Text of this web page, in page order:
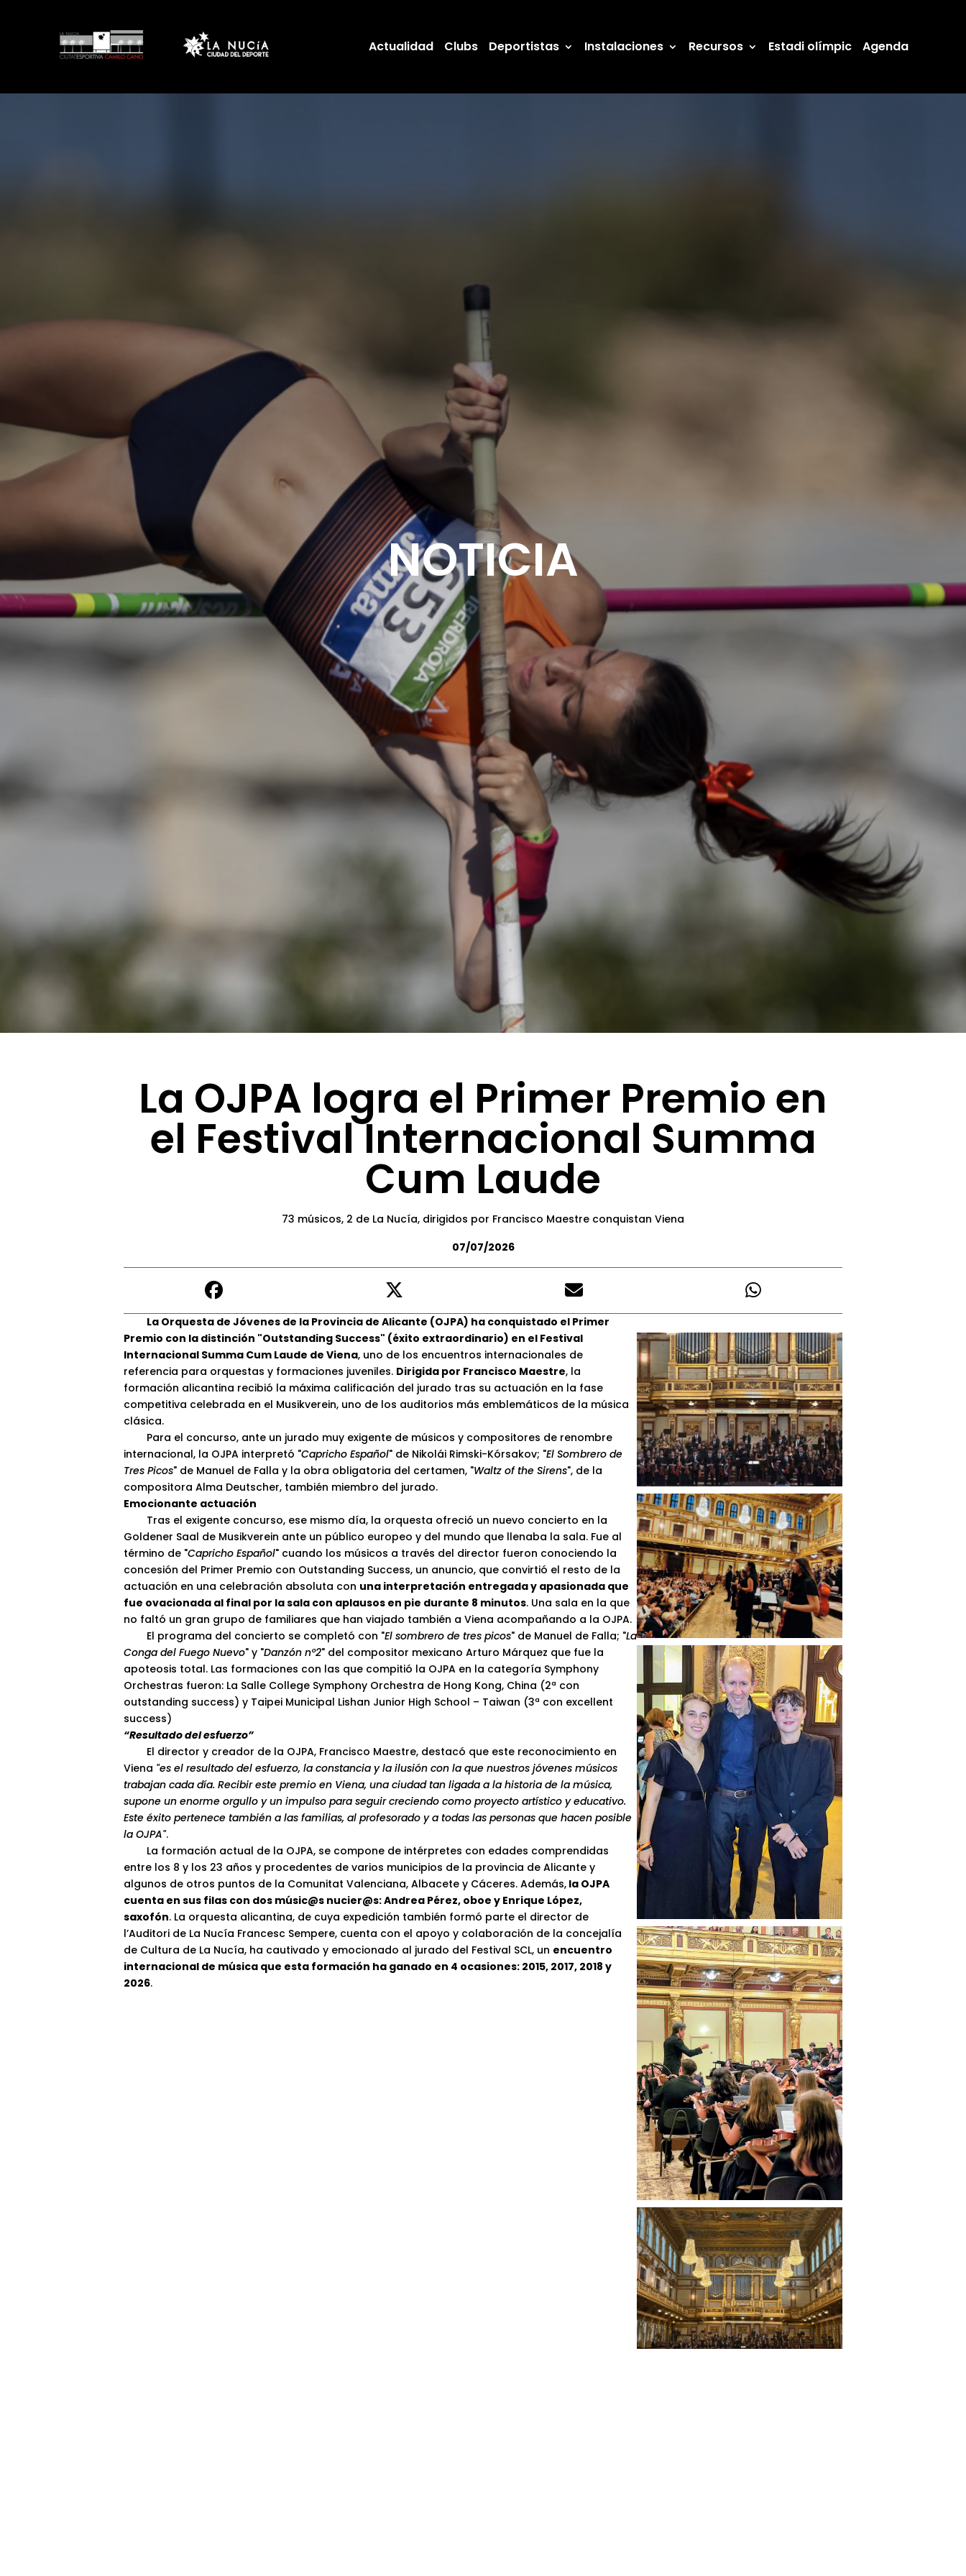
Actualidad Clubs Deportistas Instalaciones Recursos Estadi olímpic Agenda
NOTICIA
La OJPA logra el Primer Premio en
el Festival Internacional Summa
Cum Laude
73 músicos, 2 de La Nucía, dirigidos por Francisco Maestre conquistan Viena
07/07/2026
La Orquesta de Jóvenes de la Provincia de Alicante (OJPA) ha conquistado el Primer
Premio con la distinción "Outstanding Success" (éxito extraordinario) en el Festival
Internacional Summa Cum Laude de Viena, uno de los encuentros internacionales de
referencia para orquestas y formaciones juveniles. Dirigida por Francisco Maestre, la
formación alicantina recibió la máxima calificación del jurado tras su actuación en la fase
competitiva celebrada en el Musikverein, uno de los auditorios más emblemáticos de la música
clásica.
Para el concurso, ante un jurado muy exigente de músicos y compositores de renombre
internacional, la OJPA interpretó "Capricho Español" de Nikolái Rimski-Kórsakov; "El Sombrero de
Tres Picos" de Manuel de Falla y la obra obligatoria del certamen, "Waltz of the Sirens", de la
compositora Alma Deutscher, también miembro del jurado.
Emocionante actuación
Tras el exigente concurso, ese mismo día, la orquesta ofreció un nuevo concierto en la
Goldener Saal de Musikverein ante un público europeo y del mundo que llenaba la sala. Fue al
término de "Capricho Español" cuando los músicos a través del director fueron conociendo la
concesión del Primer Premio con Outstanding Success, un anuncio, que convirtió el resto de la
actuación en una celebración absoluta con una interpretación entregada y apasionada que
fue ovacionada al final por la sala con aplausos en pie durante 8 minutos. Una sala en la que
no faltó un gran grupo de familiares que han viajado también a Viena acompañando a la OJPA.
El programa del concierto se completó con "El sombrero de tres picos" de Manuel de Falla; "La
Conga del Fuego Nuevo" y "Danzón nº2" del compositor mexicano Arturo Márquez que fue la
apoteosis total. Las formaciones con las que compitió la OJPA en la categoría Symphony
Orchestras fueron: La Salle College Symphony Orchestra de Hong Kong, China (2ª con
outstanding success) y Taipei Municipal Lishan Junior High School – Taiwan (3ª con excellent
success)
“Resultado del esfuerzo”
El director y creador de la OJPA, Francisco Maestre, destacó que este reconocimiento en
Viena "es el resultado del esfuerzo, la constancia y la ilusión con la que nuestros jóvenes músicos
trabajan cada día. Recibir este premio en Viena, una ciudad tan ligada a la historia de la música,
supone un enorme orgullo y un impulso para seguir creciendo como proyecto artístico y educativo.
Este éxito pertenece también a las familias, al profesorado y a todas las personas que hacen posible
la OJPA".
La formación actual de la OJPA, se compone de intérpretes con edades comprendidas
entre los 8 y los 23 años y procedentes de varios municipios de la provincia de Alicante y
algunos de otros puntos de la Comunitat Valenciana, Albacete y Cáceres. Además, la OJPA
cuenta en sus filas con dos músic@s nucier@s: Andrea Pérez, oboe y Enrique López,
saxofón. La orquesta alicantina, de cuya expedición también formó parte el director de
l’Auditori de La Nucía Francesc Sempere, cuenta con el apoyo y colaboración de la concejalía
de Cultura de La Nucía, ha cautivado y emocionado al jurado del Festival SCL, un encuentro
internacional de música que esta formación ha ganado en 4 ocasiones: 2015, 2017, 2018 y
2026.